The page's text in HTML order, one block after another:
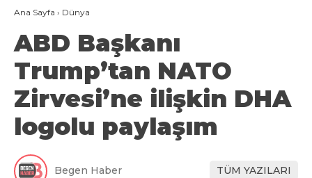
Ana Sayfa › Dünya
ABD Başkanı
Trump’tan NATO
Zirvesi’ne ilişkin DHA
logolu paylaşım
Begen Haber TÜM YAZILARI